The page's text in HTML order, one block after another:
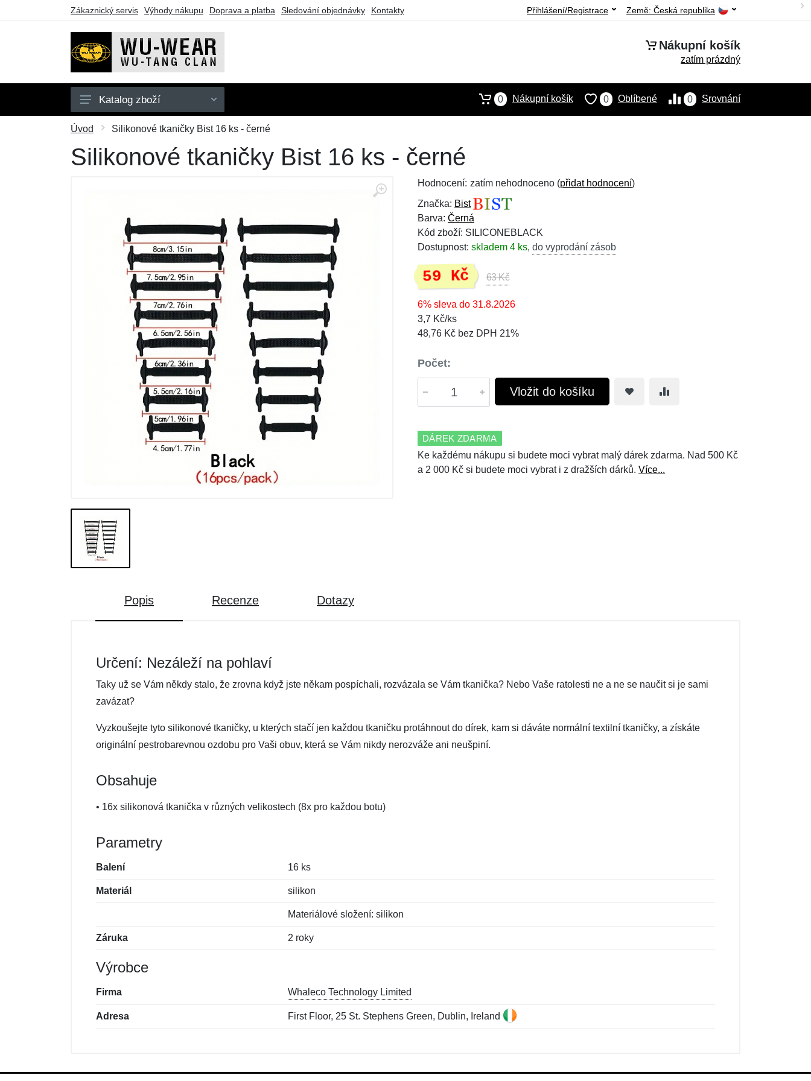
Zákaznický servis Výhody nákupu Doprava a platba Sledování objednávky Kontakty Země: Česká republika
Přihlášení/Registrace
Nákupní košík
zatím prázdný
Mikiny
Trička
Katalog zboží 0 Srovnání
0 Oblíbené
0 Nákupní košík
Úvod Silikonové tkaničky Bist 16 ks - černé
Silikonové tkaničky Bist 16 ks - černé
Hodnocení: zatím nehodnoceno (přidat hodnocení)
Značka: Bist
Barva: Černá
Kód zboží: SILICONEBLACK
Dostupnost: skladem 4 ks, do vyprodání zásob
59 Kč 63 Kč
6% sleva do 31.8.2026
3,7 Kč/ks
48,76 Kč bez DPH 21%
Počet:
Vložit do košíku
DÁREK ZDARMA
Ke každému nákupu si budete moci vybrat malý dárek zdarma. Nad 500 Kč
a 2 000 Kč si budete moci vybrat i z dražších dárků. Více...
Popis Recenze Dotazy
Určení: Nezáleží na pohlaví
Taky už se Vám někdy stalo, že zrovna když jste někam pospíchali, rozvázala se Vám tkanička? Nebo Vaše ratolesti ne a ne se naučit si je sami
zavázat?
Vyzkoušejte tyto silikonové tkaničky, u kterých stačí jen každou tkaničku protáhnout do dírek, kam si dáváte normální textilní tkaničky, a získáte
originální pestrobarevnou ozdobu pro Vaši obuv, která se Vám nikdy nerozváže ani neušpiní.
Obsahuje
• 16x silikonová tkanička v různých velikostech (8x pro každou botu)
Parametry
Balení 16 ks
Materiál silikon
Materiálové složení: silikon
Záruka 2 roky
Výrobce
Firma Whaleco Technology Limited
Adresa First Floor, 25 St. Stephens Green, Dublin, Ireland